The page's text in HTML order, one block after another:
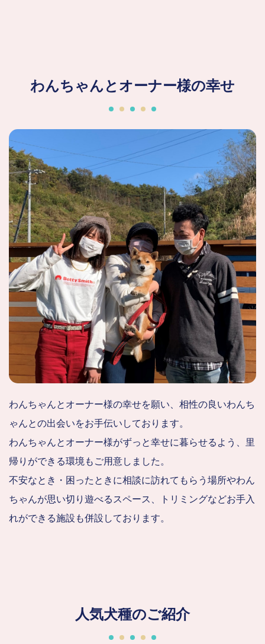
わんちゃんとオーナー様の幸せ
わんちゃんとオーナー様の幸せを願い、相性の良いわんち
ゃんとの出会いをお手伝いしております。
わんちゃんとオーナー様がずっと幸せに暮らせるよう、里
帰りができる環境もご用意しました。
不安なとき・困ったときに相談に訪れてもらう場所やわん
ちゃんが思い切り遊べるスペース、トリミングなどお手入
れができる施設も併設しております。
人気犬種のご紹介